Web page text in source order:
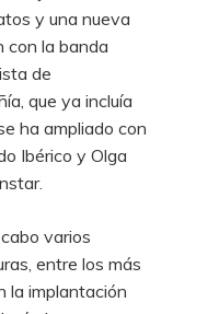
y una nueva
con la banda
de
que ya incluía
ha ampliado con
Ibérico y Olga
varios
entre los más
la implantación